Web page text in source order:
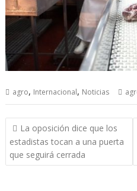
agro, Internacional, Noticias
Navegación
de
entradas
La oposición dice que los
estadistas tocan a una puerta
que seguirá cerrada